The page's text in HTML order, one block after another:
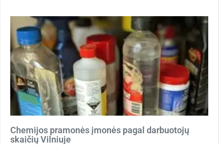
Chemijos pramonės įmonės pagal darbuotojų
skaičių Vilniuje